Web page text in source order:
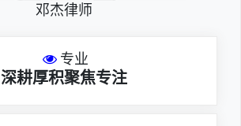
邓杰律师
专业
深耕厚积聚焦专注